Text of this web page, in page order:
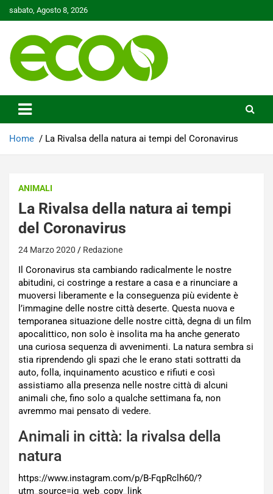
to
sabato, Agosto 8, 2026
Ecoo.it
Home La Rivalsa della natura ai tempi del Coronavirus
ANIMALI
La Rivalsa della natura ai tempi
del Coronavirus
24 Marzo 2020 Redazione
Il Coronavirus sta cambiando radicalmente le nostre
abitudini, ci costringe a restare a casa e a rinunciare a
muoversi liberamente e la conseguenza più evidente è
l’immagine delle nostre città deserte. Questa nuova e
temporanea situazione delle nostre città, degna di un film
apocalittico, non solo è insolita ma ha anche generato
una curiosa sequenza di avvenimenti. La natura sembra si
stia riprendendo gli spazi che le erano stati sottratti da
auto, folla, inquinamento acustico e rifiuti e così
assistiamo alla presenza nelle nostre città di alcuni
animali che, fino solo a qualche settimana fa, non
avremmo mai pensato di vedere.
Animali in città: la rivalsa della
natura
https://www.instagram.com/p/B-FqpRclh60/?
utm_source=ig_web_copy_link